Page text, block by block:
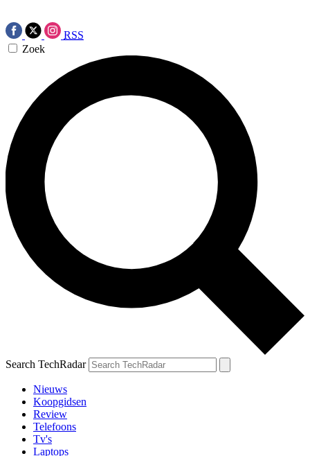
RSS
Zoek
Search TechRadar
Nieuws
Koopgidsen
Review
Telefoons
Tv's
Laptops